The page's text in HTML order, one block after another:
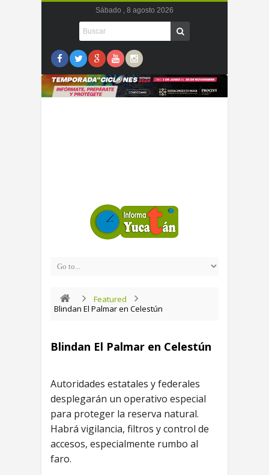
Sábado , 8 agosto 2026
Featured
Blindan El Palmar en Celestún
Blindan El Palmar en Celestún
Autoridades estatales y federales
desplegarán un operativo especial
para proteger la reserva natural.
Habrá vigilancia, filtros y control de
accesos, especialmente rumbo al
faro.